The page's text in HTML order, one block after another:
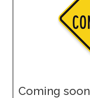
Coming soon